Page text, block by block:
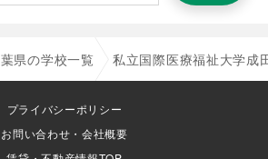
県の学校一覧 私立国際医療福祉大学成
プライバシーポリシー
お問い合わせ・会社概要